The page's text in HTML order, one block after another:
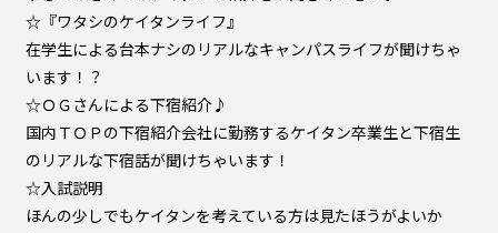
☆『ワタシのケイタンライフ』
在学生による台本ナシのリアルなキャンパスライフが聞けちゃ
います！？
☆ＯＧさんによる下宿紹介♪
国内ＴＯＰの下宿紹介会社に勤務するケイタン卒業生と下宿生
のリアルな下宿話が聞けちゃいます！
☆入試説明
ほんの少しでもケイタンを考えている方は見たほうがよいか